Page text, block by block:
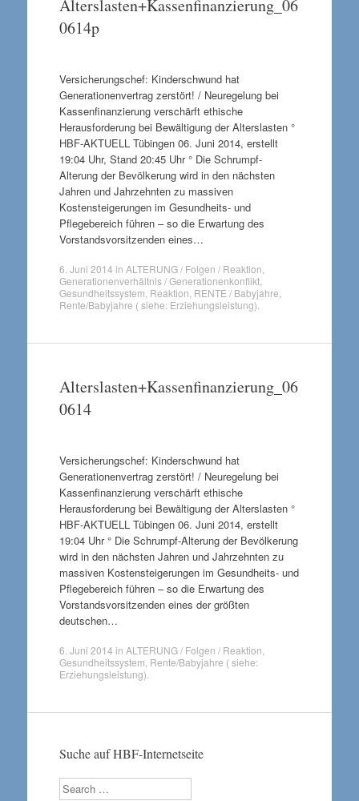
Alterslasten+Kassenfinanzierung_06
0614p
Versicherungschef: Kinderschwund hat
Generationenvertrag zerstört! / Neuregelung bei
Kassenfinanzierung verschärft ethische
Herausforderung bei Bewältigung der Alterslasten °
HBF-AKTUELL Tübingen 06. Juni 2014, erstellt
19:04 Uhr, Stand 20:45 Uhr ° Die Schrumpf-
Alterung der Bevölkerung wird in den nächsten
Jahren und Jahrzehnten zu massiven
Kostensteigerungen im Gesundheits- und
Pflegebereich führen – so die Erwartung des
Vorstandsvorsitzenden eines…
6. Juni 2014 in ALTERUNG / Folgen / Reaktion
Generationenverhältnis / Generationenkonflikt,
Gesundheitssystem Reaktion RENTE / Babyjahre
Rente/Babyjahre ( siehe: Erziehungsleistung)
Alterslasten+Kassenfinanzierung_06
0614
Versicherungschef: Kinderschwund hat
Generationenvertrag zerstört! / Neuregelung bei
Kassenfinanzierung verschärft ethische
Herausforderung bei Bewältigung der Alterslasten °
HBF-AKTUELL Tübingen 06. Juni 2014, erstellt
19:04 Uhr ° Die Schrumpf-Alterung der Bevölkerung
wird in den nächsten Jahren und Jahrzehnten zu
massiven Kostensteigerungen im Gesundheits- und
Pflegebereich führen – so die Erwartung des
Vorstandsvorsitzenden eines der größten
deutschen…
6. Juni 2014 in ALTERUNG / Folgen / Reaktion
Gesundheitssystem Rente/Babyjahre ( siehe:
Erziehungsleistung)
Suche auf HBF-Internetseite
Search